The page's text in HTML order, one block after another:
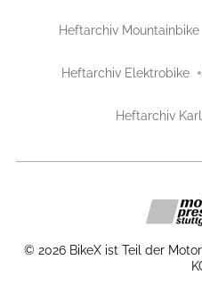
Heftarchiv Mountainbike
Heftarchiv Elektrobike
Heftarchiv Karl
© 2026 BikeX ist Teil der